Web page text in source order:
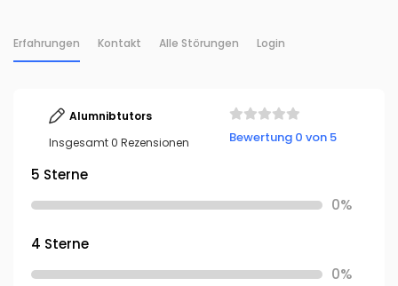
Erfahrungen Kontakt Alle Störungen Login
Alumnibtutors
Insgesamt 0 Rezensionen
Bewertung 0 von 5
5 Sterne
0%
4 Sterne
0%